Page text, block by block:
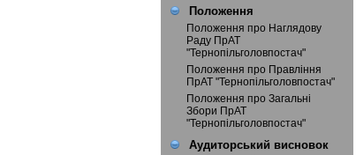
Положення
Положення про Наглядову
Раду ПрАТ
"Тернопільголовпостач"
Положення про Правління
ПрАТ "Тернопільголовпостач"
Положення про Загальні
Збори ПрАТ
"Тернопільголовпостач"
Аудиторський висновок